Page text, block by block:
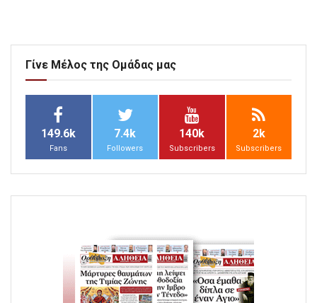
Γίνε Μέλος της Ομάδας μας
149.6k
Fans
7.4k
Followers
140k
Subscribers
2k
Subscribers